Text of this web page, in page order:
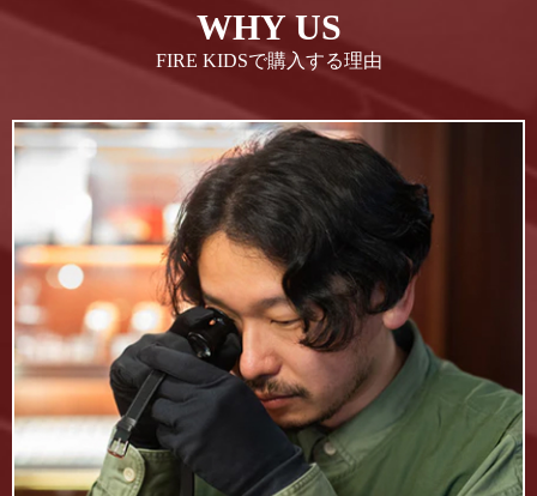
WHY US
FIRE KIDSで購入する理由